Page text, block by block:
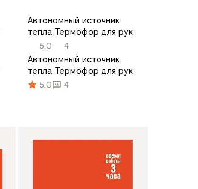
Автономный источник
тепла Термофор для рук
5,0
4
Автономный источник
тепла Термофор для рук
5,0
4
В корзину